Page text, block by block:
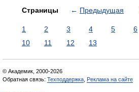
Страницы ← Предыдущая
1 2 3 4 5 6
10
11 12 13
© Академик, 2000-2026
Обратная связь: Техподдержка Реклама на сайте